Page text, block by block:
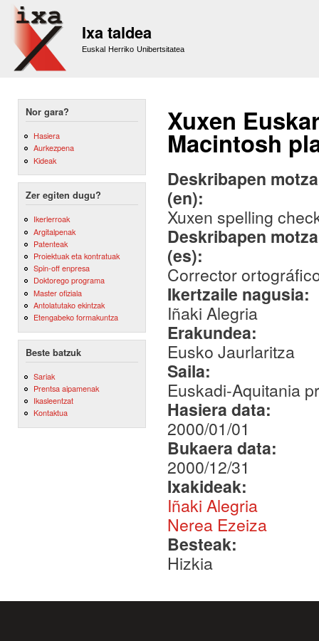
Ixa taldea
Euskal Herriko Unibertsitatea
Nor gara?
Hasiera
Aurkezpena
Kideak
Zer egiten dugu?
Ikerlerroak
Argitalpenak
Patenteak
Proiektuak eta kontratuak
Spin-off enpresa
Doktorego programa
Master ofiziala
Antolatutako ekintzak
Etengabeko formakuntza
Beste batzuk
Sariak
Prentsa aipamenak
Ikasleentzat
Kontaktua
Xuxen
Macintosh
Deskribapen
(en):
Xuxen spelling
Deskribapen
(es):
Corrector
Ikertzaile nagusia:
Iñaki Alegria
Erakundea:
Eusko Jaurlaritza
Saila:
Euskadi-Aquitania
Hasiera data:
2000/01/01
Bukaera data:
2000/12/31
Ixakideak:
Iñaki Alegria
Nerea Ezeiza
Besteak:
Hizkia